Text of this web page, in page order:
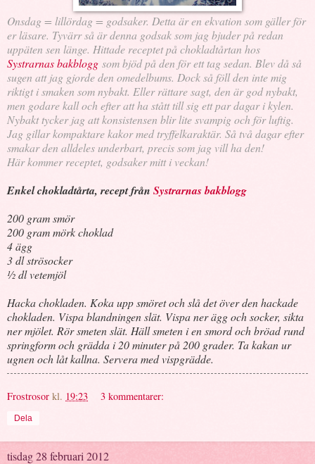
Onsdag = lillördag = godsaker. Detta är en ekvation som gäller för
er läsare. Tyvärr så är denna godsak som jag bjuder på redan
uppäten sen länge. Hittade receptet på chokladtårtan hos
Systrarnas bakblogg som bjöd på den för ett tag sedan. Blev då så
sugen att jag gjorde den omedelbums. Dock så föll den inte mig
riktigt i smaken som nybakt. Eller rättare sagt, den är god nybakt,
men godare kall och efter att ha stått till sig ett par dagar i kylen.
Nybakt tycker jag att konsistensen blir lite svampig och för luftig.
Jag gillar kompaktare kakor med tryffelkaraktär. Så två dagar efter
smakar den alldeles underbart, precis som jag vill ha den!
Här kommer receptet, godsaker mitt i veckan!
Enkel chokladtårta, recept från Systrarnas bakblogg
200 gram smör
200 gram mörk choklad
4 ägg
3 dl strösocker
½ dl vetemjöl
Hacka chokladen. Koka upp smöret och slå det över den hackade
chokladen. Vispa blandningen slät. Vispa ner ägg och socker, sikta
ner mjölet. Rör smeten slät. Häll smeten i en smord och bröad rund
springform och grädda i 20 minuter på 200 grader. Ta kakan ur
ugnen och låt kallna. Servera med vispgrädde.
Frostrosor kl. 19:23 3 kommentarer:
Dela
tisdag 28 februari 2012